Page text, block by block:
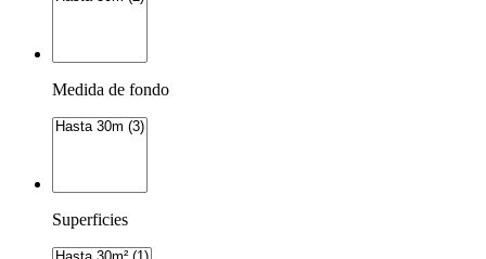
Medida de fondo
Superficies